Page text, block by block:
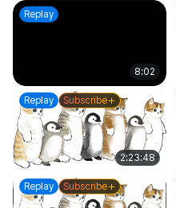
Replay
8:02
Replay Subscribe
2:23:48
Replay Subscribe